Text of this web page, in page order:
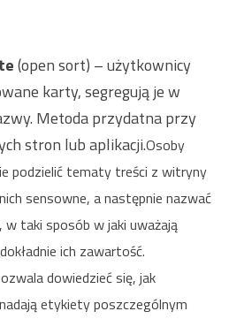
(open sort) – użytkownicy
karty, segregują je w
Metoda przydatna przy
stron lub aplikacji.Osoby
podzielić tematy treści z witryny
sensowne, a następnie nazwać
taki sposób w jaki uważają
ich zawartość.
dowiedzieć się, jak
etykiety poszczególnym